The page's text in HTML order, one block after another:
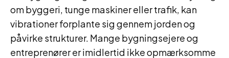
om byggeri, tunge maskiner eller trafik, kan
vibrationer forplante sig gennem jorden og
påvirke strukturer. Mange bygningsejere og
entreprenører er imidlertid ikke opmærksomme